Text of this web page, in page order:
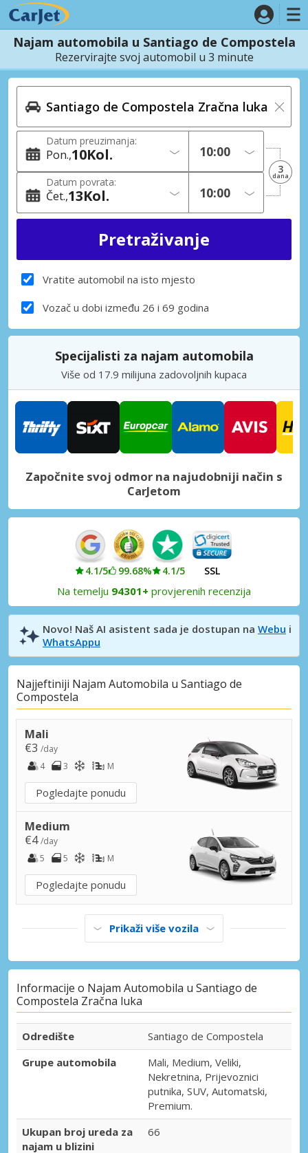
Najam automobila u Santiago de Compostela
Rezervirajte svoj automobil u 3 minute
Datum preuzimanja:
Pon. 10Kol.
Datum povrata:
Čet. 13Kol.
3
dana
Vratite automobil na isto mjesto
Vozač u dobi između 26 i 69 godina
Specijalisti za najam automobila
Više od 17.9 milijuna zadovoljnih kupaca
Započnite svoj odmor na najudobniji način s
CarJetom
4.1/5 99.68% 4.1/5 SSL
Na temelju 94301+ provjerenih recenzija
Novo! Naš AI asistent sada je dostupan na Webu i
WhatsAppu
Najjeftiniji Najam Automobila u Santiago de
Compostela
Mali
€3 /day
4
3 M
Pogledajte ponudu
Medium
€4/day
5
5 M
Pogledajte ponudu
Prikaži više vozila
Informacije o Najam Automobila u Santiago de
Compostela Zračna luka
Odredište
Santiago de Compostela
Grupe automobila
Mali, Medium, Veliki,
Nekretnina, Prijevoznici
putnika, SUV, Automatski,
Premium.
Ukupan broj ureda za
najam u blizini
66